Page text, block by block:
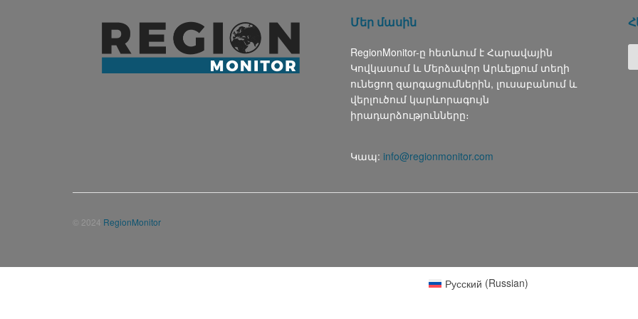
Մեր մասին
RegionMonitor-ը հետևում է Հարավային
Կովկասում և Մերձավոր Արևելքում տեղի
ունեցող զարգացումներին, լուսաբանում և
վերլուծում կարևորագույն
իրադարձությունները։
Կապ: info@regionmonitor.com
© 2024 RegionMonitor
Русский (Russian)